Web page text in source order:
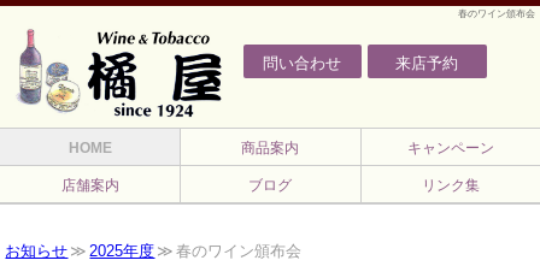
春のワイン頒布会
問い合わせ 来店予約
HOME 商品案内 キャンペーン
店舗案内 ブログ リンク集
お知らせ 2025年度 春のワイン頒布会